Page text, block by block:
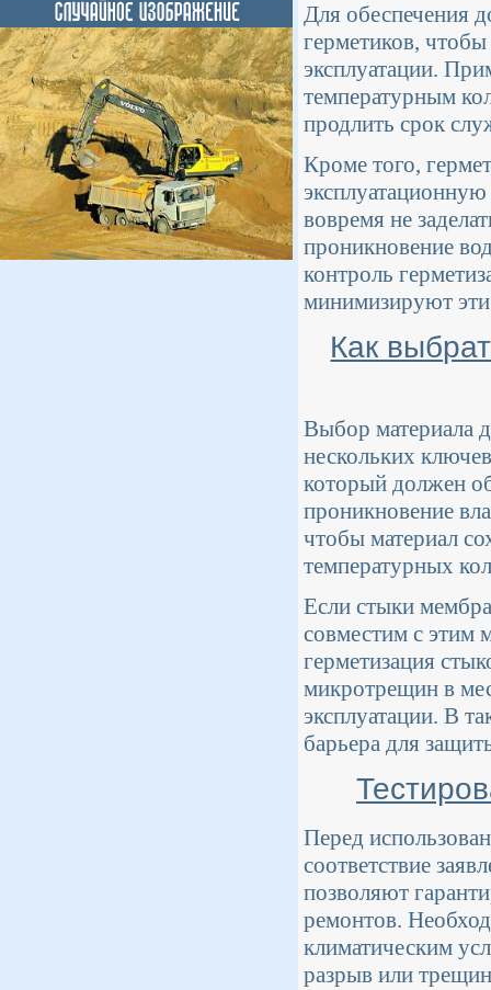
Для обеспечения
герметиков,
эксплуатации.
температурным
продлить срок
Кроме того,
вовремя не
проникновение
контроль
минимизируют
Как
Выбор материала
нескольких
который должен
проникновение
чтобы материал
температурных
Если стыки
совместим с этим
герметизация
микротрещин в
эксплуатации. В
барьера для
Перед
соответствие
позволяют
ремонтов.
климатическим
разрыв или